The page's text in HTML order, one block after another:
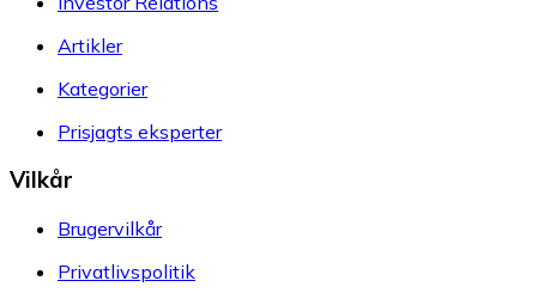
Artikler
Kategorier
Prisjagts eksperter
Vilkår
Brugervilkår
Privatlivspolitik